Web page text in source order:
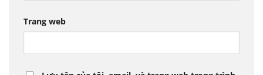
Trang web